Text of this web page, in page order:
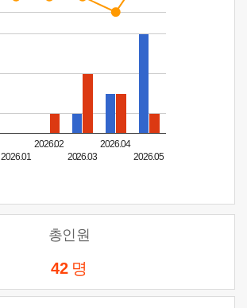
2026.01
2026.02
2026.03
2026.04
2026.05
총인원
42 명